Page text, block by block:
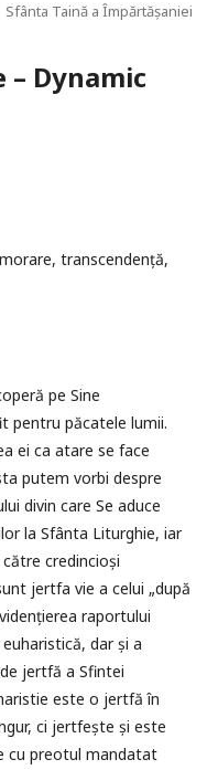
Sfânta Taină a Împărtășaniei
– Dynamic
transcendență,
pe Sine
pentru păcatele lumii.
ei ca atare se face
putem vorbi despre
divin care Se aduce
la Sfânta Liturghie, iar
credincioși
jertfa vie a celui „după
raportului
dar și a
jertfă a Sfintei
este o jertfă în
ci jertfește și este
cu preotul mandatat